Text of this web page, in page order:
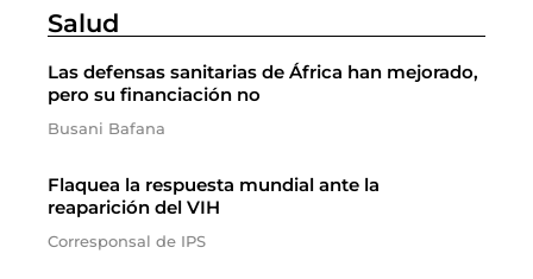
Salud
Las defensas sanitarias de África han mejorado,
pero su financiación no
Busani Bafana
Flaquea la respuesta mundial ante la
reaparición del VIH
Corresponsal de IPS